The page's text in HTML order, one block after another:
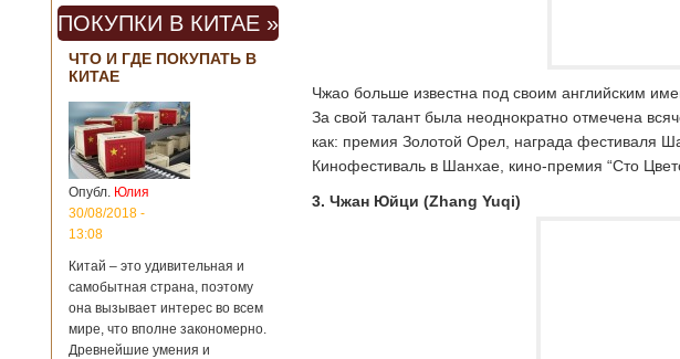
ПОКУПКИ В КИТАЕ »
ЧТО И ГДЕ ПОКУПАТЬ В
КИТАЕ
Опубл. Юлия
30/08/2018 -
13:08
Китай – это удивительная и
самобытная страна, поэтому
она вызывает интерес во всем
мире, что вполне закономерно.
Древнейшие умения и
Чжао больше известна под своим английским
За свой талант была неоднократно отмечена
как: премия Золотой Орел, награда фестиваля
Кинофестиваль в Шанхае, кино-премия “Сто
3. Чжан Юйци (Zhang Yuqi)